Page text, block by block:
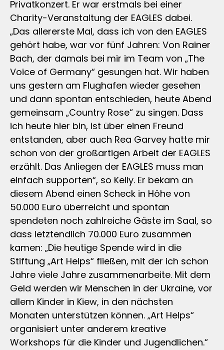
Privatkonzert. Er war erstmals bei einer
Charity-Veranstaltung der EAGLES dabei.
„Das allererste Mal, dass ich von den EAGLES
gehört habe, war vor fünf Jahren: Von Rainer
Bach, der damals bei mir im Team von „The
Voice of Germany“ gesungen hat. Wir haben
uns gestern am Flughafen wieder gesehen
und dann spontan entschieden, heute Abend
gemeinsam „Country Rose“ zu singen. Dass
ich heute hier bin, ist über einen Freund
entstanden, aber auch Rea Garvey hatte mir
schon von der großartigen Arbeit der EAGLES
erzählt. Das Anliegen der EAGLES muss man
einfach supporten“, so Kelly. Er bekam an
diesem Abend einen Scheck in Höhe von
50.000 Euro überreicht und spontan
spendeten noch zahlreiche Gäste im Saal, so
dass letztendlich 70.000 Euro zusammen
kamen: „Die heutige Spende wird in die
Stiftung „Art Helps“ fließen, mit der ich schon
Jahre viele Jahre zusammenarbeite. Mit dem
Geld werden wir Menschen in der Ukraine, vor
allem Kinder in Kiew, in den nächsten
Monaten unterstützen können. „Art Helps“
organisiert unter anderem kreative
Workshops für die Kinder und Jugendlichen.“